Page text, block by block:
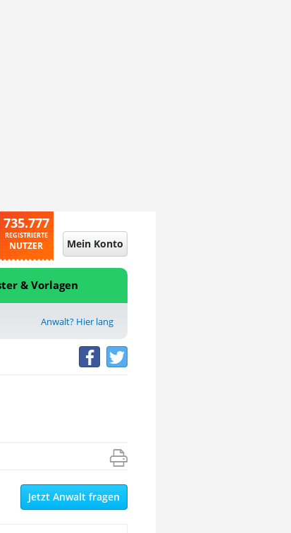
735.777
REGISTRIERTE
NUTZER Mein Konto
& Vorlagen
Anwalt? Hier lang
Jetzt Anwalt fragen